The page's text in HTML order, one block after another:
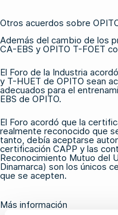
Otros acuerdos sobre
Además del cambio de los
CA-EBS y OPITO T-FOET
El Foro de la Industria
y T-HUET de OPITO sean
adecuados para el
EBS de OPITO.
El Foro acordó que la
realmente reconocido que
tanto, debía aceptarse
certificación CAPP y las
Reconocimiento Mutuo del
Dinamarca) son los únicos
que se acepten.
Más información